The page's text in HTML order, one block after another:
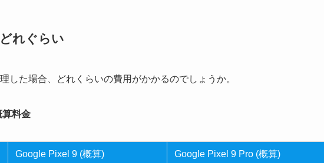
れぐらい
した場合、どれくらいの費用がかかるのでしょうか。
料金
Google Pixel 9 (概算) Google Pixel 9 Pro (概算)